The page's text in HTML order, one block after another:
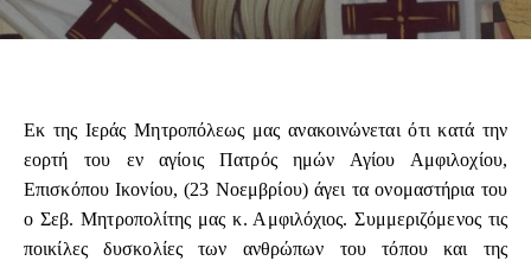
Εκ της Ιεράς Μητροπόλεως μας ανακοινώνεται ότι κατά την
εορτή του εν αγίοις Πατρός ημών Αγίου Αμφιλοχίου,
Επισκόπου Ικονίου, (23 Νοεμβρίου) άγει τα ονομαστήρια του
ο Σεβ. Μητροπολίτης μας κ. Αμφιλόχιος. Συμμεριζόμενος τις
ποικίλες δυσκολίες των ανθρώπων του τόπου και της